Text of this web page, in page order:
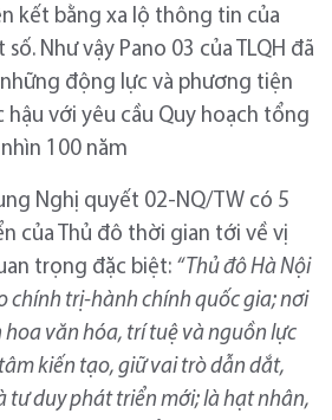
kết bằng xa lộ thông tin của
Như vậy Pano 03 của TLQH đã
động lực và phương tiện
hậu với yêu cầu Quy hoạch tổng
100 năm
Nghị quyết 02-NQ/TW có 5
của Thủ đô thời gian tới về vị
trọng đặc biệt: “Thủ đô Hà Nội
chính trị-hành chính quốc gia; nơi
văn hóa, trí tuệ và nguồn lực
kiến tạo, giữ vai trò dẫn dắt,
tư duy phát triển mới; là hạt nhân,